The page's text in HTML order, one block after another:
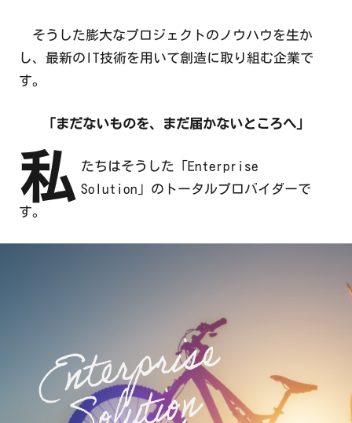
そうした膨大なプロジェクトのノウハウを生か
し、最新のIT技術を用いて創造に取り組む企業で
す。
「まだないものを、 まだ届かないところへ
私 たちはそうした「Enterprise
Solution」のトータルプロバイダーで
す。